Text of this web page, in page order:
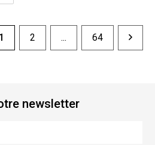
1 2 ... 64
newsletter